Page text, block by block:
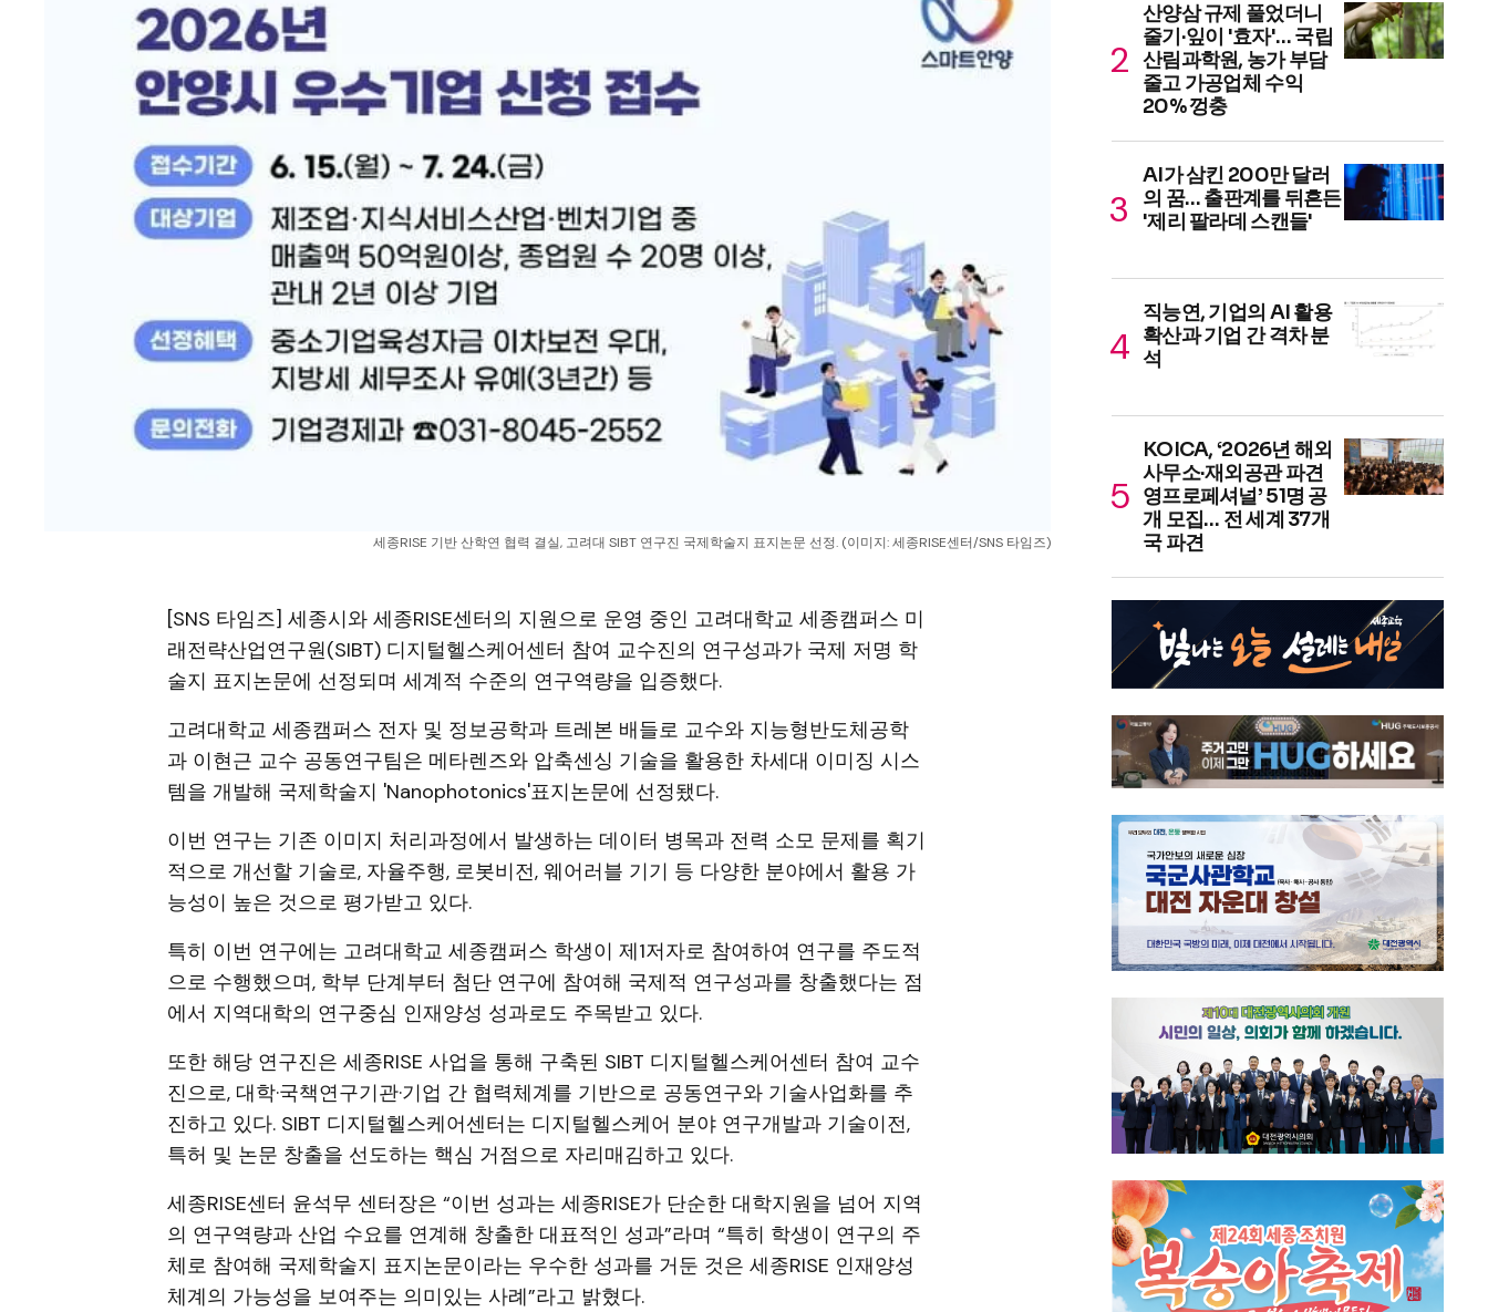
세종RISE 기반 산학연 협력 결실, 고려대 SIBT 연구진 국제학술지 표지논문 선정. (이미지: 세종RISE센터/SNS 타임즈)
[SNS 타임즈] 세종시와 세종RISE센터의 지원으로 운영 중인 고려대학교 세종캠퍼스 미
래전략산업연구원(SIBT) 디지털헬스케어센터 참여 교수진의 연구성과가 국제 저명 학
술지 표지논문에 선정되며 세계적 수준의 연구역량을 입증했다.
고려대학교 세종캠퍼스 전자 및 정보공학과 트레본 배들로 교수와 지능형반도체공학
과 이현근 교수 공동연구팀은 메타렌즈와 압축센싱 기술을 활용한 차세대 이미징 시스
템을 개발해 국제학술지 'Nanophotonics'표지논문에 선정됐다.
이번 연구는 기존 이미지 처리과정에서 발생하는 데이터 병목과 전력 소모 문제를 획기
적으로 개선할 기술로, 자율주행, 로봇비전, 웨어러블 기기 등 다양한 분야에서 활용 가
능성이 높은 것으로 평가받고 있다.
특히 이번 연구에는 고려대학교 세종캠퍼스 학생이 제1저자로 참여하여 연구를 주도적
으로 수행했으며, 학부 단계부터 첨단 연구에 참여해 국제적 연구성과를 창출했다는 점
에서 지역대학의 연구중심 인재양성 성과로도 주목받고 있다.
또한 해당 연구진은 세종RISE 사업을 통해 구축된 SIBT 디지털헬스케어센터 참여 교수
진으로, 대학·국책연구기관·기업 간 협력체계를 기반으로 공동연구와 기술사업화를 추
진하고 있다. SIBT 디지털헬스케어센터는 디지털헬스케어 분야 연구개발과 기술이전,
특허 및 논문 창출을 선도하는 핵심 거점으로 자리매김하고 있다.
세종RISE센터 윤석무 센터장은 “이번 성과는 세종RISE가 단순한 대학지원을 넘어 지역
의 연구역량과 산업 수요를 연계해 창출한 대표적인 성과”라며 “특히 학생이 연구의 주
체로 참여해 국제학술지 표지논문이라는 우수한 성과를 거둔 것은 세종RISE 인재양성
체계의 가능성을 보여주는 의미있는 사례”라고 밝혔다.
산양삼 규제 풀었더니
줄기·잎이 '효자'… 국립
산림과학원, 농가 부담
줄고 가공업체 수익
20% 껑충
AI가 삼킨 200만 달러
의 꿈… 출판계를 뒤흔든
'제리 팔라데 스캔들'
직능연, 기업의 AI 활용
확산과 기업 간 격차 분
석
KOICA, ‘2026년 해외
사무소·재외공관 파견
영프로페셔널’ 51명 공
개 모집… 전 세계 37개
국 파견